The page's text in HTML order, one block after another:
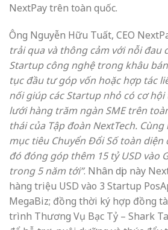
NextPay trên toàn quốc.
Ông Nguyễn Hữu Tuất, CEO
trải qua và thông cảm với nỗi đau
Startup công nghệ trong khâu
tục đầu tư góp vốn hoặc hợp tác
nối giúp các Startup nhỏ có cơ
lưới hàng trăm ngàn SME trên
thái của Tập đoàn NextTech.
mục tiêu Chuyển Đổi Số toàn diện
đó đóng góp thêm 15 tỷ USD vào
trong 5 năm tới”. Nhân dịp này
hàng triệu USD vào 3 Startup
MegaBiz; đồng thời ký hợp đồng
trình Thương Vụ Bạc Tỷ – Shark